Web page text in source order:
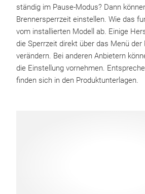
ständig im Pause-Modus? Dann
Brennersperrzeit einstellen. Wie das
vom installierten Modell ab. Einige
die Sperrzeit direkt über das Menü der
verändern. Bei anderen Anbietern
die Einstellung vornehmen.
finden sich in den Produktunterlagen.